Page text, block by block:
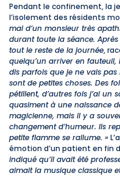
Pendant le confinement, la
l’isolement des résidents
mai d’un monsieur très
durant toute la séance.
tout le reste de la journée,
quelqu’un arriver en
dis parfois que je ne vais
sont de petites choses. Des
pétillent, d’autres fois j’ai un
quasiment à une naissance
magicienne, mais il y a
changement d’humeur. Ils
petite flamme se rallume. »
émotion d’un patient en fin
indiqué qu’il avait été
aimait la musique classique